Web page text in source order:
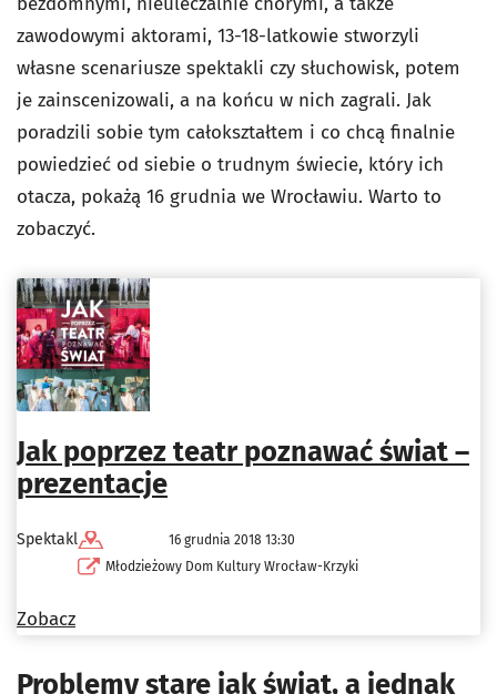
zawodowymi aktorami, 13-18-latkowie stworzyli
własne scenariusze spektakli czy słuchowisk, potem
je zainscenizowali, a na końcu w nich zagrali. Jak
poradzili sobie tym całokształtem i co chcą finalnie
powiedzieć od siebie o trudnym świecie, który ich
otacza, pokażą 16 grudnia we Wrocławiu. Warto to
zobaczyć.
Jak poprzez teatr poznawać świat –
prezentacje
Spektakl
16 grudnia 2018 13:30
Młodzieżowy Dom Kultury Wrocław-Krzyki
Zobacz
Problemy stare jak świat, a jednak